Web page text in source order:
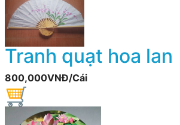
Tranh quạt hoa lan
800,000VNĐ/Cái